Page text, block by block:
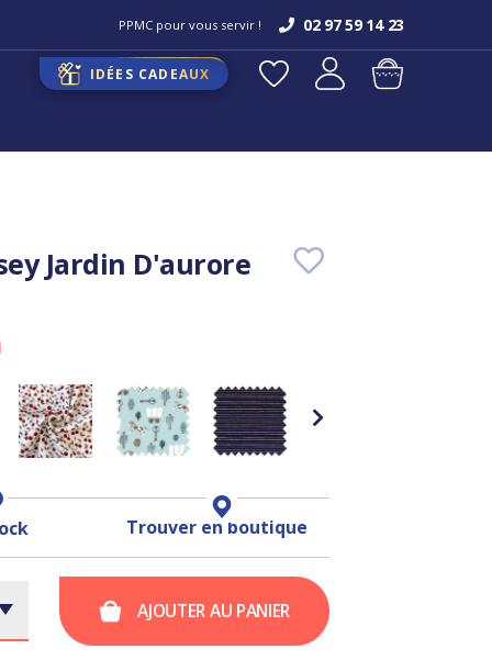
PPMC pour vous servir ! 02 97 59 14 23
IDÉES CADEAUX
Jardin D'aurore
Trouver en boutique
AJOUTER AU PANIER